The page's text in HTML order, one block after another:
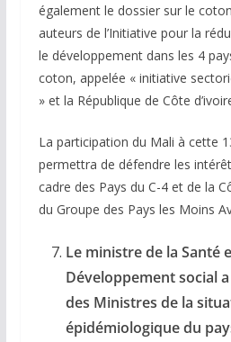
également le dossier sur le
auteurs de l’Initiative pour la
le développement dans les 4
coton, appelée « initiative
» et la République de Côte
La participation du Mali à cette
permettra de défendre les
cadre des Pays du C-4 et de la
du Groupe des Pays les Moins
Le ministre de la Santé
Développement social
des Ministres de la
épidémiologique du